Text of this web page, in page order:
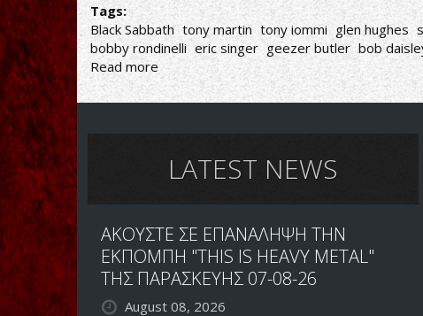
Tags:
Black Sabbath tony martin tony iommi glen hughes
bobby rondinelli eric singer geezer butler bob
Read more about
THE
DUELLISTS
ΚΑΛΥΤΕΡΗ
BLACK
SABBATH;
LATEST NEWS
ΑΚΟΥΣΤΕ ΣΕ ΕΠΑΝΑΛΗΨΗ ΤΗΝ
ΕΚΠΟΜΠΗ "THIS IS HEAVY METAL"
ΤΗΣ ΠΑΡΑΣΚΕΥΗΣ 07-08-26
August 08, 2026